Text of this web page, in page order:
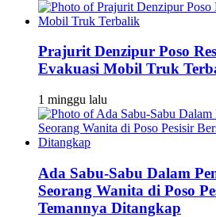
Prajurit Denzipur Poso
Evakuasi Mobil Truk
1 minggu lalu
Ada Sabu-Sabu Dalam
Seorang Wanita di Poso
Temannya Ditangkap